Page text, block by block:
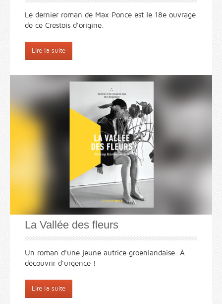
Le dernier roman de Max Ponce est le 18e ouvrage
de ce Crestois d’origine.
Lire la suite
La Vallée des fleurs
Un roman d'une jeune autrice groenlandaise. À
découvrir d'urgence !
Lire la suite